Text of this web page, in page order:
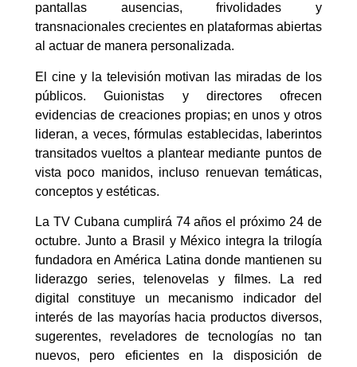
pantallas ausencias, frivolidades y
transnacionales crecientes en plataformas abiertas
al actuar de manera personalizada.
El cine y la televisión motivan las miradas de los
públicos. Guionistas y directores ofrecen
evidencias de creaciones propias; en unos y otros
lideran, a veces, fórmulas establecidas, laberintos
transitados vueltos a plantear mediante puntos de
vista poco manidos, incluso renuevan temáticas,
conceptos y estéticas.
La TV Cubana cumplirá 74 años el próximo 24 de
octubre. Junto a Brasil y México integra la trilogía
fundadora en América Latina donde mantienen su
liderazgo series, telenovelas y filmes. La red
digital constituye un mecanismo indicador del
interés de las mayorías hacia productos diversos,
sugerentes, reveladores de tecnologías no tan
nuevos, pero eficientes en la disposición de